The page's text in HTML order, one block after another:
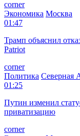
corner
Экономика Москва
01:47
Трамп объяснил
Patriot
corner
Политика Северная
01:25
Путин изменил
приватизацию
corner